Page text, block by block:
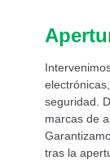
seguridad.
marcas de
tras la